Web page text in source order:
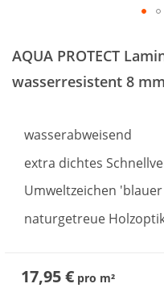
der
Bildergalerie
springen
AQUA PROTECT
wasserresistent 8 mm
wasserabweisend
extra dichtes
Umweltzeichen 'blauer
naturgetreue
17,95 € pro m²